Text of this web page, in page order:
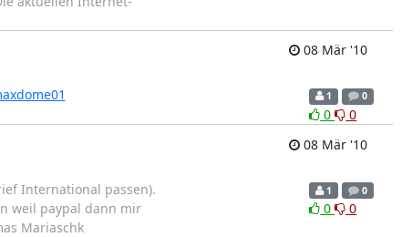
08 Mär '10
1 0
0
0
08 Mär '10
International passen).
weil paypal dann mir
Mariaschk
1 0
0 0